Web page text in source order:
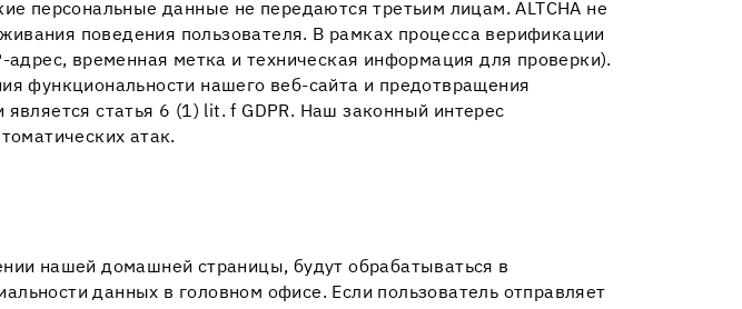
персональные данные не передаются третьим лицам. ALTCHA не
поведения пользователя. В рамках процесса верификации
временная метка и техническая информация для проверки).
функциональности нашего веб-сайта и предотвращения
статья 6 (1) lit. f GDPR. Наш законный интерес
атак.
нашей домашней страницы, будут обрабатываться в
данных в головном офисе. Если пользователь отправляет